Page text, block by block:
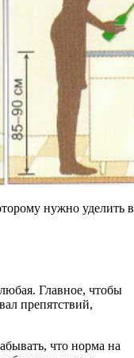
нужно уделить
Главное, чтобы
препятствий,
что норма на